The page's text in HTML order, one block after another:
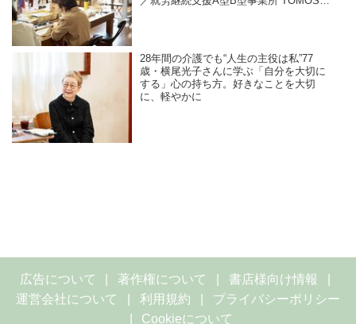
28年間の介護でも“人生の主役は私”77
歳・横尾光子さんに学ぶ「自分を大切に
する」心の持ち方。好きなことを大切
に、軽やかに
広告について 著作権について
書店様向け情報
運営会社について
利用規約
プライバシーポリシー
Cookieについて